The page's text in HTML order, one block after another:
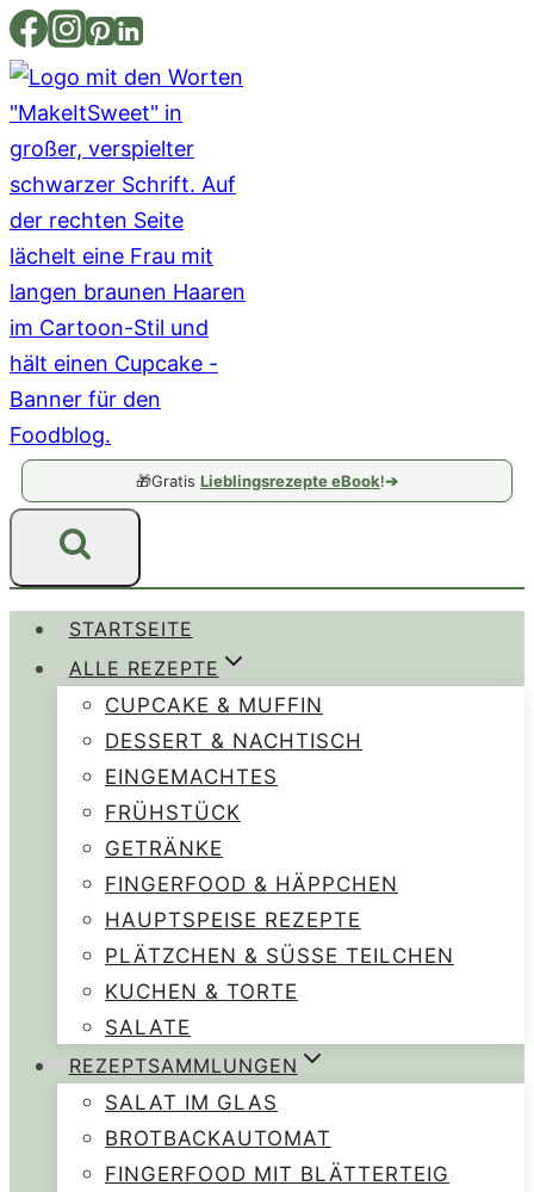
Zum
Inhalt
springen
🎁Gratis Lieblingsrezepte eBook!➔
STARTSEITE
ALLE REZEPTE
CUPCAKE & MUFFIN
DESSERT & NACHTISCH
EINGEMACHTES
FRÜHSTÜCK
GETRÄNKE
FINGERFOOD & HÄPPCHEN
HAUPTSPEISE REZEPTE
PLÄTZCHEN & SÜSSE TEILCHEN
KUCHEN & TORTE
SALATE
REZEPTSAMMLUNGEN
SALAT IM GLAS
BROTBACKAUTOMAT
FINGERFOOD MIT BLÄTTERTEIG